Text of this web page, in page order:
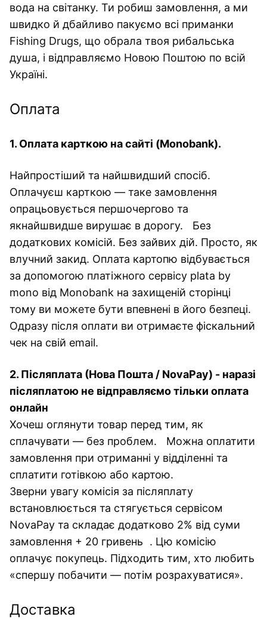
вода на світанку. Ти робиш замовлення, а ми
швидко й дбайливо пакуємо всі приманки
Fishing Drugs, що обрала твоя рибальська
душа, і відправляємо Новою Поштою по всій
Україні.
Оплата
1. Оплата карткою на сайті (Monobank).
Найпростіший та найшвидший спосіб.
Оплачуєш карткою — таке замовлення
опрацьовується першочергово та
якнайшвидше вирушає в дорогу. Без
додаткових комісій. Без зайвих дій. Просто, як
влучний закид. Оплата картопю відбувається
за допомогою платіжного сервісу plata by
mono від Monobank на захищеній сторінці
тому ви можете бути впевнені в його безпеці.
Одразу після оплати ви отримаєте фіскальний
чек на свій email.
2. Післяплата (Нова Пошта / NovaPay) - наразі
післяплатою не відправляємо тільки оплата
онлайн
Хочеш оглянути товар перед тим, як
сплачувати — без проблем. Можна оплатити
замовлення при отриманні у відділенні та
сплатити готівкою або картою.
Зверни увагу комісія за післяплату
встановлюється та стягується сервісом
NovaPay та складає додатково 2% від суми
замовлення + 20 гривень . Цю комісію
оплачує покупець. Підходить тим, хто любить
«спершу побачити — потім розрахуватися».
Доставка